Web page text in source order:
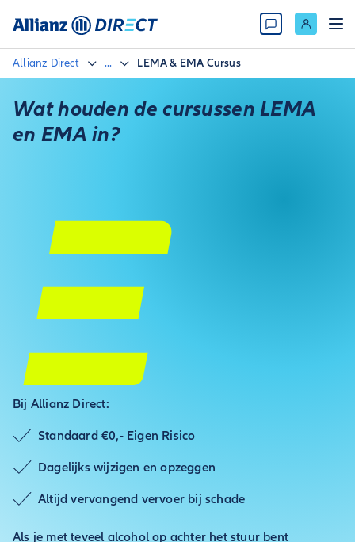
Allianz Direct ... LEMA & EMA Cursus
Wat houden de cursussen LEMA
en EMA in?
Bij Allianz Direct:
Standaard €0,- Eigen Risico
Dagelijks wijzigen en opzeggen
Altijd vervangend vervoer bij schade
Als je met teveel alcohol op achter het stuur bent